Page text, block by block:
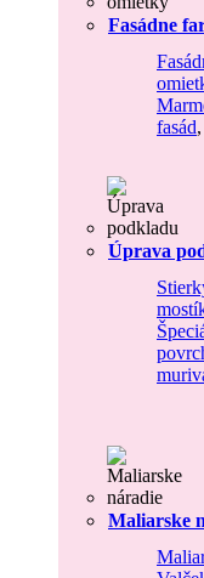
Fasádne
fasád,
Úprava
Maliarske